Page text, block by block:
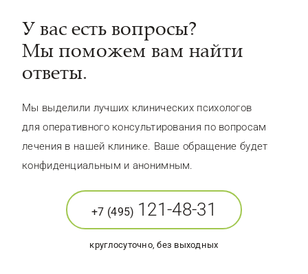
У вас есть вопросы?
Мы поможем вам найти
ответы.
Мы выделили лучших клинических психологов
для оперативного консультирования по вопросам
лечения в нашей клинике. Ваше обращение будет
конфиденциальным и анонимным.
+7 (495) 121-48-31
круглосуточно, без выходных